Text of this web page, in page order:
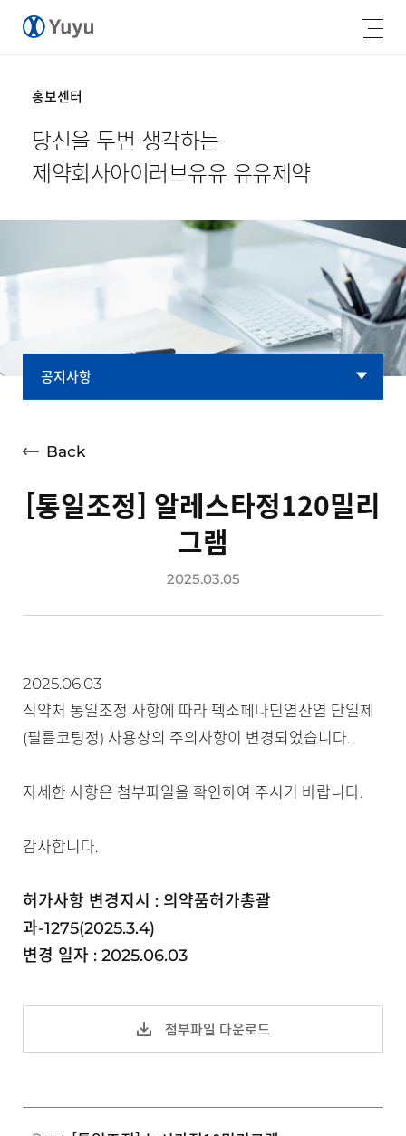
홍보센터
당신을 두번 생각하는
제약회사아이러브유유 유유제약
공지사항
광고소개
공지사항
Back
[통일조정] 알레스타정120밀리
그램
2025.03.05
2025.06.03
식약처 통일조정 사항에 따라 펙소페나딘염산염 단일제
(필름코팅정) 사용상의 주의사항이 변경되었습니다.
자세한 사항은 첨부파일을 확인하여 주시기 바랍니다.
감사합니다.
허가사항 변경지시 : 의약품허가총괄
과-1275(2025.3.4)
변경 일자 : 2025.06.03
첨부파일 다운로드